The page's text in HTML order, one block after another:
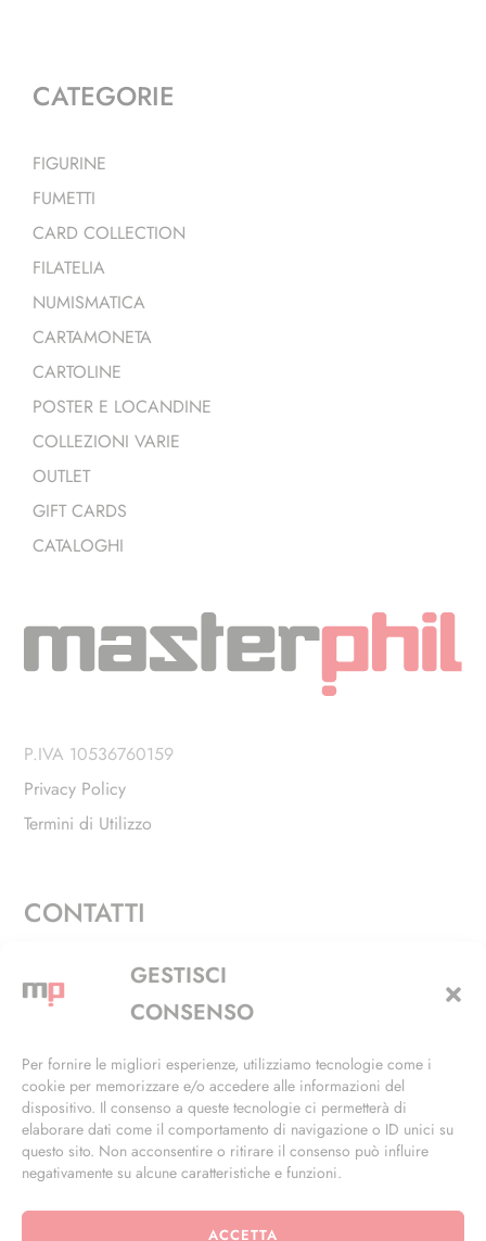
GESTISCI
CONSENSO
Per fornire le migliori esperienze, utilizziamo tecnologie come i
cookie per memorizzare e/o accedere alle informazioni del
dispositivo. Il consenso a queste tecnologie ci permetterà di
elaborare dati come il comportamento di navigazione o ID unici su
questo sito. Non acconsentire o ritirare il consenso può influire
negativamente su alcune caratteristiche e funzioni.
ACCETTA
CATEGORIE
FIGURINE
FUMETTI
CARD COLLECTION
FILATELIA
NUMISMATICA
CARTAMONETA
CARTOLINE
POSTER E LOCANDINE
COLLEZIONI VARIE
OUTLET
GIFT CARDS
CATALOGHI
P.IVA 10536760159
Privacy Policy
Termini di Utilizzo
CONTATTI
Via Alfieri, 27 - Trezzano Sul Naviglio (MI)
+39 02 4846 3155
info@masterphil.it